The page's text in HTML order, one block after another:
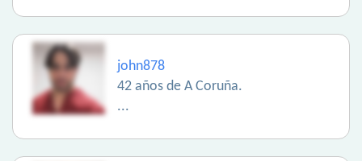
john878
42 años de A Coruña.
...